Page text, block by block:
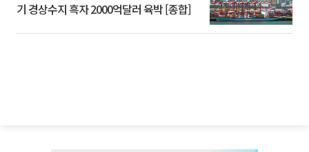
기 경상수지 흑자 2000억달러 육박 [종합]